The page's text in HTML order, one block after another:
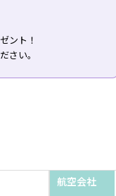
ント！
さい。
航空会社